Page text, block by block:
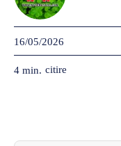
16/05/2026
4 min. citire